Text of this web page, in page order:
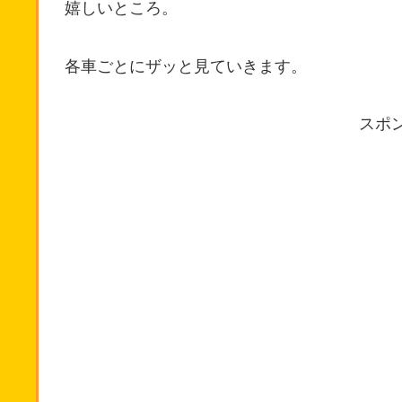
嬉しいところ。
各車ごとにザッと見ていきます。
スポ